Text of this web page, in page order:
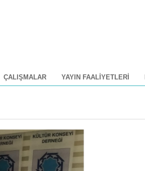
ÇALIŞMALAR YAYIN FAALIYETLERI